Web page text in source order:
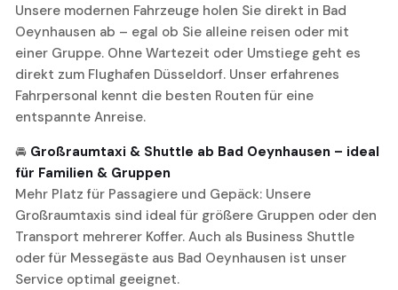
Unsere modernen Fahrzeuge holen Sie direkt in Bad
Oeynhausen ab – egal ob Sie alleine reisen oder mit
einer Gruppe. Ohne Wartezeit oder Umstiege geht es
direkt zum Flughafen Düsseldorf. Unser erfahrenes
Fahrpersonal kennt die besten Routen für eine
entspannte Anreise.
🚘 Großraumtaxi & Shuttle ab Bad Oeynhausen – ideal
für Familien & Gruppen
Mehr Platz für Passagiere und Gepäck: Unsere
Großraumtaxis sind ideal für größere Gruppen oder den
Transport mehrerer Koffer. Auch als Business Shuttle
oder für Messegäste aus Bad Oeynhausen ist unser
Service optimal geeignet.